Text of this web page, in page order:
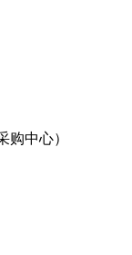
购中心）